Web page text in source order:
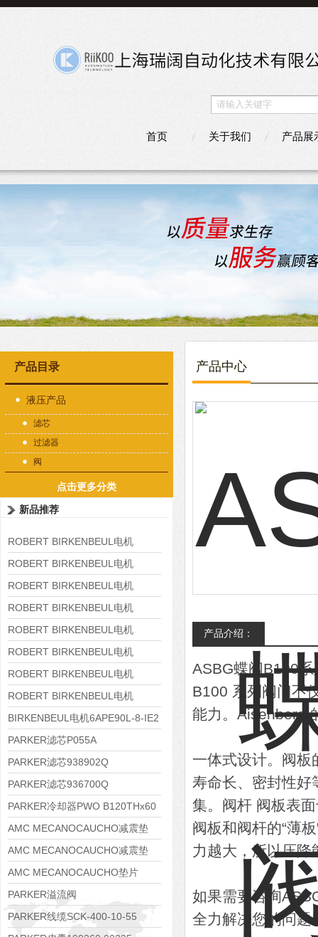
首页 关于我们 产品展
产品目录
液压产品
滤芯
过滤器
阀
点击更多分类
新品推荐
ROBERT BIRKENBEUL电机
8APE225M-4-IE3
ROBERT BIRKENBEUL电机
8APE180L-4 IE3
ROBERT BIRKENBEUL电机
8APE160M-6 IE3
ROBERT BIRKENBEUL电机
8APE160L-4-IE3
ROBERT BIRKENBEUL电机
8APE112M-6K-IE3
ROBERT BIRKENBEUL电机
8APE100L-2 IE3
ROBERT BIRKENBEUL电机
8APE90S-4 IE3
ROBERT BIRKENBEUL电机
8APE80M-2K-IE3
BIRKENBEUL电机6APE90L-8-IE2
PARKER滤芯P055A
PARKER滤芯938902Q
PARKER滤芯936700Q
PARKER冷却器PWO B120THx60
AMC MECANOCAUCHO减震垫
138552
AMC MECANOCAUCHO减震垫
138551
AMC MECANOCAUCHO垫片
608074
PARKER溢流阀
RE06M35W2N1KWXG087
PARKER线缆SCK-400-10-55
产品中心
产品介绍：
ASBG蝶阀B100系
B100 系列阀门不
能力。Aisenberg
一体式设计。阀板
寿命长、密封性好
集。阀杆 阀板表
阀板和阀杆的“薄
力越大，所以压降
如果需要咨询
全力解决您的问题